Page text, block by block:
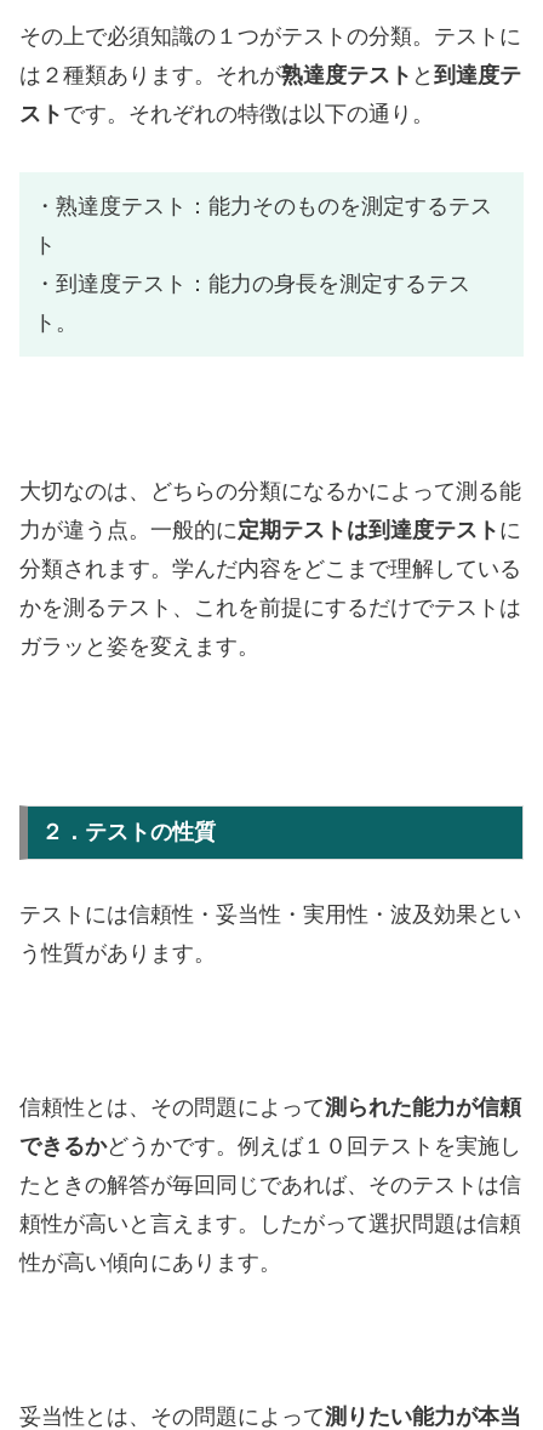
その上で必須知識の１つがテストの分類。テストに
は２種類あります。それが熟達度テスト と 到達度テ
スト です。それぞれの特徴は以下の通り。
・熟達度テスト：能力そのものを測定するテス
ト
・到達度テスト：能力の身長を測定するテス
ト。
大切なのは、どちらの分類になるかによって測る能
力が違う点。一般的に定期テストは到達度テスト に
分類されます。学んだ内容をどこまで理解している
かを測るテスト、これを前提にするだけでテストは
ガラッと姿を変えます。
２．テストの性質
テストには信頼性・妥当性・実用性・波及効果とい
う性質があります。
信頼性とは、その問題によって測られた能力が信頼
できるかどうかです。例えば１０回テストを実施し
たときの解答が毎回同じであれば、そのテストは信
頼性が高いと言えます。したがって選択問題は信頼
性が高い傾向にあります。
妥当性とは、その問題によって測りたい能力が本当